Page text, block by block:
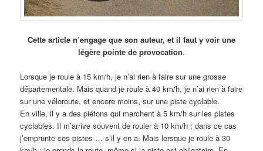
Cette article n’engage que son auteur, et il faut y voir une
légère pointe de provocation.
Lorsque je roule à 15 km/h, je n’ai rien à faire sur une grosse
départementale. Mais quand je roule à 40 km/h, je n’ai rien à faire
sur une véloroute, et encore moins, sur une piste cyclable.
En ville, il y a des piétons qui marchent à 5 km/h sur les pistes
cyclables. Il m’arrive souvent de rouler à 10 km/h ; dans ce cas
j’emprunte ces pistes … s’il y en a. Mais lorsque je roule à 30